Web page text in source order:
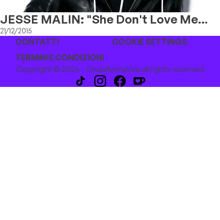
JESSE MALIN: "She Don't Love Me
Now" E Tour In Italia
21/12/2015
CONTATTI
COOKIE SETTINGS
TERMINI E CONDIZIONI
Copyright © 2026 - Ondalternativa all rights reserved